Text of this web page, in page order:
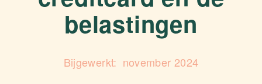
belastingen
november 2024